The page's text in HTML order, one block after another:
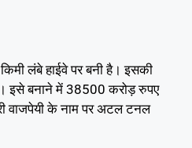
लंबे हाईवे पर बनी है। इसकी
इसे बनाने में 38500 करोड़ रुपए
वाजपेयी के नाम पर अटल टनल